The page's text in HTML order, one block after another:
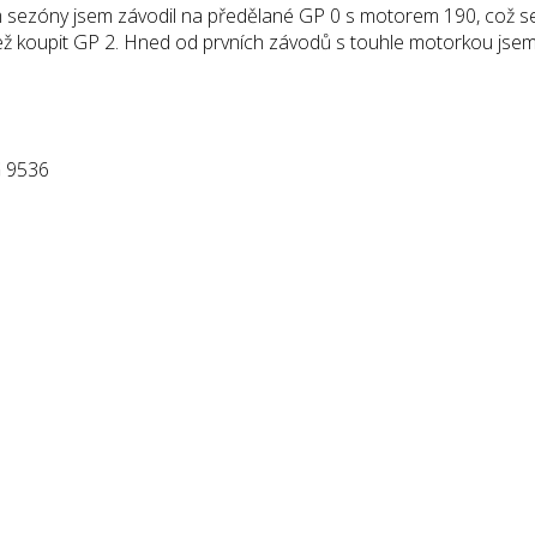
jsem závodil na předělané GP 0 s motorem 190, což
koupit GP 2. Hned od prvních závodů s touhle motorkou